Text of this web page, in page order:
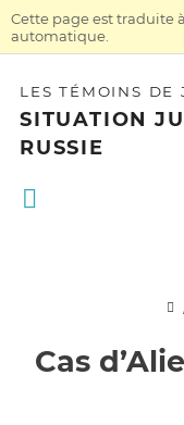
Cette page est traduite
automatique.
LES TÉMOINS DE
SITUATION
RUSSIE
Cas